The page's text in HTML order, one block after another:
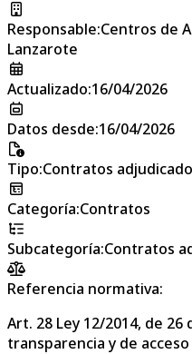
Responsable:Centros de
Lanzarote
Actualizado:16/04/2026
Datos desde:16/04/2026
Tipo:Contratos
Categoría:Contratos
Subcategoría:Contratos
Referencia normativa:
Art. 28 Ley 12/2014, de
transparencia y de